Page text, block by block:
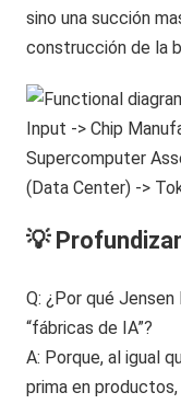
sino una succión
construcción de la
💡
Q: ¿Por qué
“fábricas de IA”?
A: Porque, al igual
prima en